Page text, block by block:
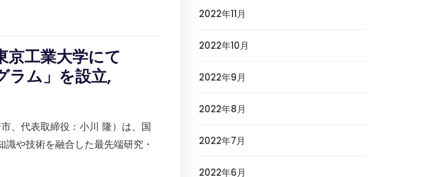
京工業大学にて
ラム」を設立,
、代表取締役：小川 隆）は、国
や技術を融合した最先端研究・
2022年11月
2022年10月
2022年9月
2022年8月
2022年7月
2022年6月